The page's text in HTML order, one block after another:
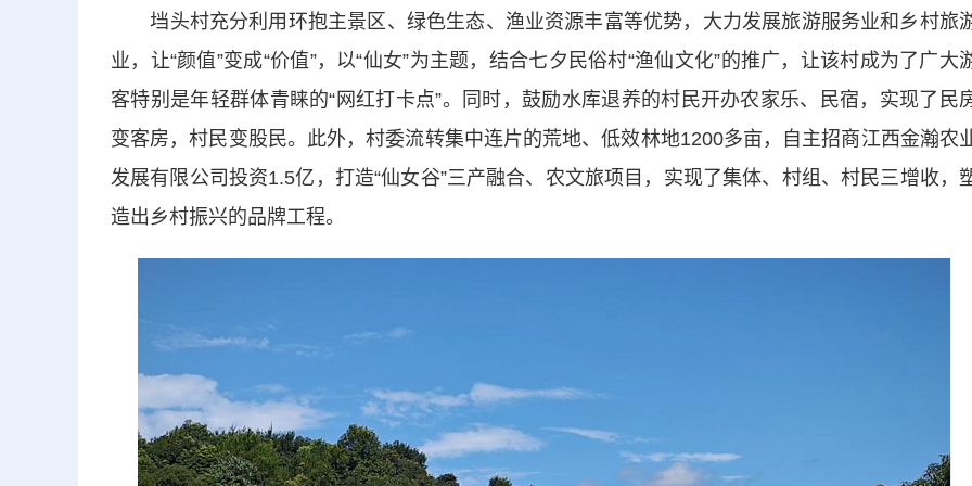
垱头村充分利用环抱主景区、绿色生态、渔业资源丰富等优势，大力发展旅游服务业和乡村旅
业，让“颜值”变成“价值”，以“仙女”为主题，结合七夕民俗村“渔仙文化”的推广，让该村成为了广大
客特别是年轻群体青睐的“网红打卡点”。同时，鼓励水库退养的村民开办农家乐、民宿，实现了民
变客房，村民变股民。此外，村委流转集中连片的荒地、低效林地1200多亩，自主招商江西金瀚农
发展有限公司投资1.5亿，打造“仙女谷”三产融合、农文旅项目，实现了集体、村组、村民三增收，
造出乡村振兴的品牌工程。